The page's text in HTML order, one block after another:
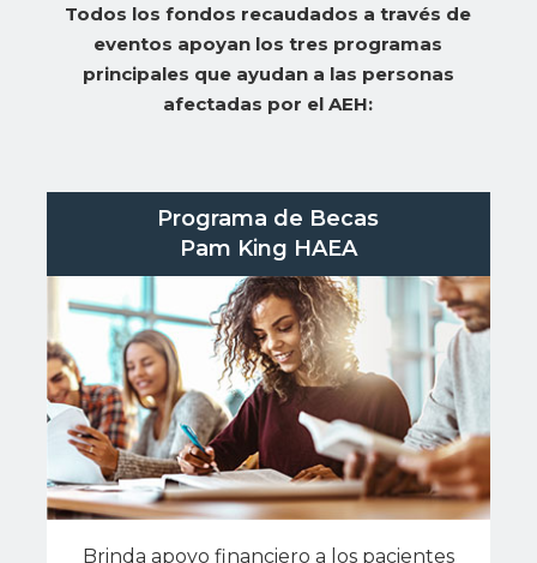
Todos los fondos recaudados a través de
eventos apoyan los tres programas
principales que ayudan a las personas
afectadas por el AEH:
Programa de Becas
Pam King HAEA
Brinda apoyo financiero a los pacientes